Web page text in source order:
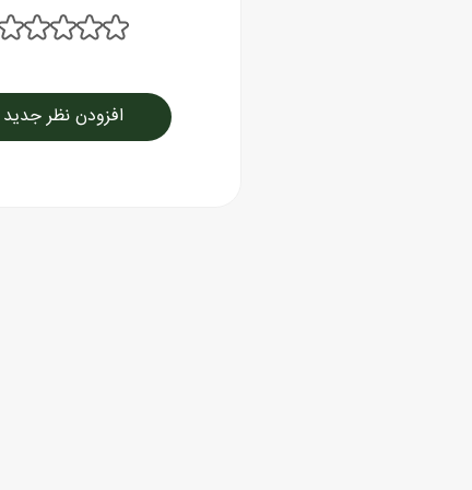
افزودن نظر جدید